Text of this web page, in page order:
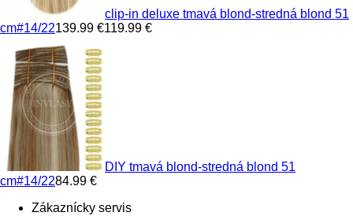
clip-in deluxe tmavá blond-stredná blond 51
cm#14/22139.99 €119.99 €
DIY tmavá blond-stredná blond 51
cm#14/2284.99 €
Zákaznícky servis